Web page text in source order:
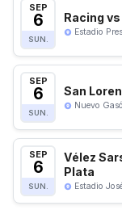
SEP
6
SUN.
Racing
Estadio
SEP
6
SUN.
San
Nuevo
SEP
6
SUN.
Vélez
Plata
Estadio